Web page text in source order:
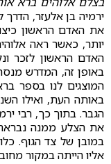
ירמיה בן אלעזר, הדרך
את האדם הראשון
יותר, כאשר ראה
האדם הראשון לזכר
באופן זה, המדרש
המוצגים לנו בספר
באותה העת, ואילו
הגבר. בתוך כך, רבי
את הצלע ממנה
במובן של צד הגוף.
אליו הייתה במקור